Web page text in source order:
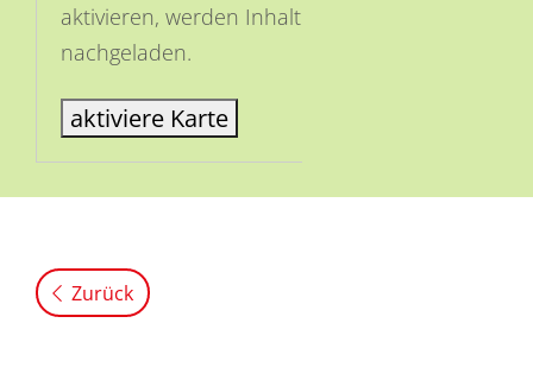
aktivieren, werden Inhalte von OSM
nachgeladen.
aktiviere Karte
Zurück